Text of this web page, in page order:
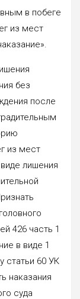
в побеге
из мест
без
после
из мест
лишения
426 часть 1
в виде 1
статьи 60 УК
наказания
суда